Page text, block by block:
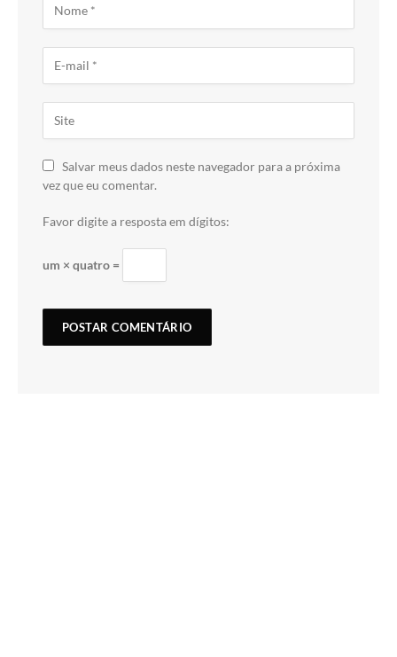
Salvar meus dados neste navegador para a próxima
vez que eu comentar.
Favor digite a resposta em dígitos:
um × quatro =